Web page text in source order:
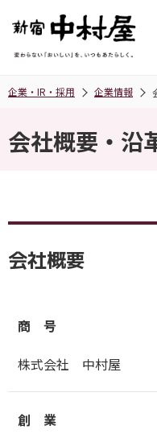
企業・IR・採用 企業情報
会社概要・沿
会社概要
商 号
株式会社 中村屋
創 業